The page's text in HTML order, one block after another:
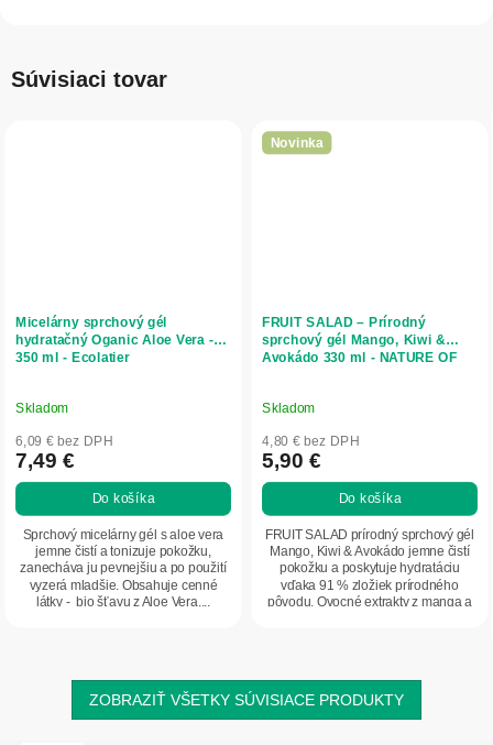
Súvisiaci tovar
Micelárny sprchový gél
hydratačný Oganic Aloe Vera -
350 ml - Ecolatier
Skladom
6,09 € bez DPH
7,49 €
Do košíka
Sprchový micelárny gél s aloe vera
jemne čistí a tonizuje pokožku,
zanecháva ju pevnejšiu a po použití
vyzerá mladšie. Obsahuje cenné
látky - bio šťavu z Aloe Vera,...
Novinka
FRUIT SALAD – Prírodný
sprchový gél Mango, Kiwi &
Avokádo 330 ml - NATURE OF
Skladom
4,80 € bez DPH
5,90 €
Do košíka
FRUIT SALAD prírodný sprchový gél
Mango, Kiwi & Avokádo jemne čistí
pokožku a poskytuje hydratáciu
vďaka 91 % zložiek prírodného
pôvodu. Ovocné extrakty z manga a
ZOBRAZIŤ VŠETKY SÚVISIACE PRODUKTY